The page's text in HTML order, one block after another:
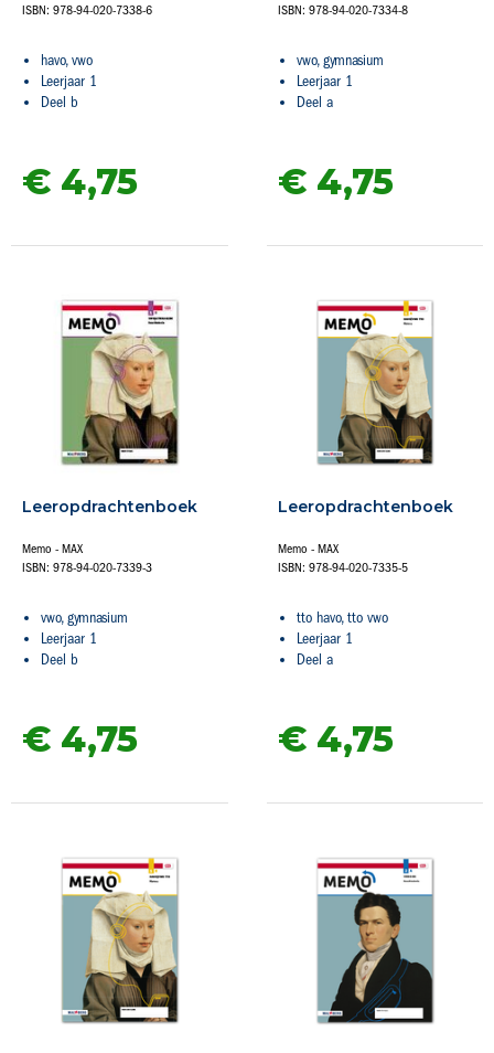
ISBN: 978-94-020-7338-6
havo, vwo
Leerjaar 1
Deel b
€ 4,75
ISBN: 978-94-020-7334-8
vwo, gymnasium
Leerjaar 1
Deel a
€ 4,75
Leeropdrachtenboek
Memo - MAX
ISBN: 978-94-020-7339-3
vwo, gymnasium
Leerjaar 1
Deel b
€ 4,75
Leeropdrachtenboek
Memo - MAX
ISBN: 978-94-020-7335-5
tto havo, tto vwo
Leerjaar 1
Deel a
€ 4,75